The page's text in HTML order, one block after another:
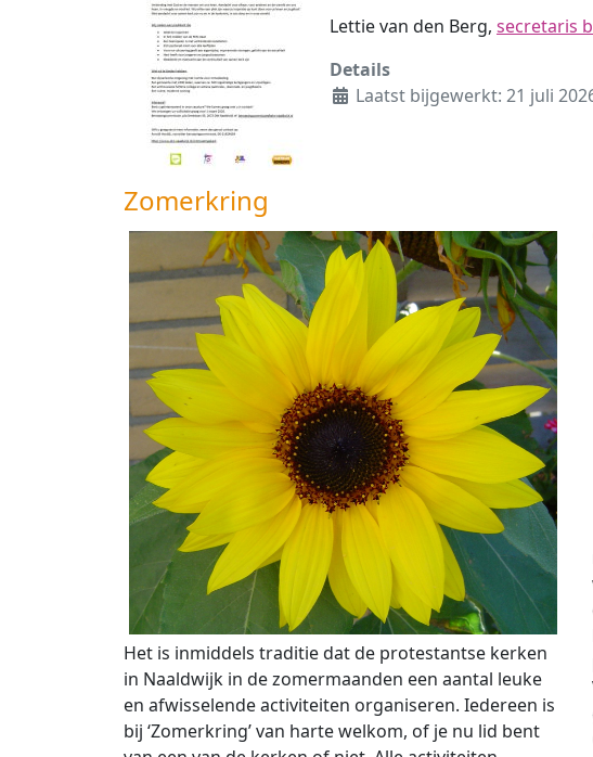
Lettie van den Berg, secretaris
Details
Laatst bijgewerkt: 21 juli
Zomerkring
Het is inmiddels traditie dat de protestantse kerken
in Naaldwijk in de zomermaanden een aantal leuke
en afwisselende activiteiten organiseren. Iedereen is
bij ‘Zomerkring’ van harte welkom, of je nu lid bent